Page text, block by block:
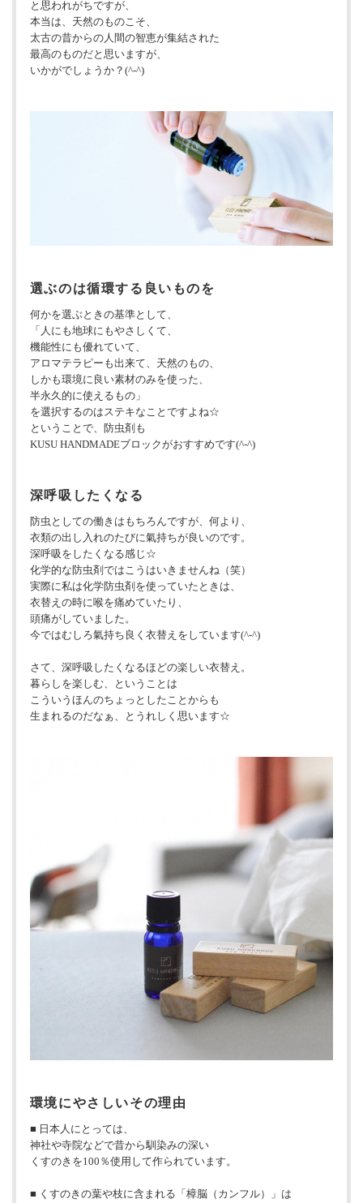
と思われがちですが、
本当は、天然のものこそ、
太古の昔からの人間の智恵が集結された
最高のものだと思いますが、
いかがでしょうか？(^-^)
選ぶのは循環する良いものを
何かを選ぶときの基準として、
「人にも地球にもやさしくて、
機能性にも優れていて、
アロマテラピーも出来て、天然のもの、
しかも環境に良い素材のみを使った、
半永久的に使えるもの」
を選択するのはステキなことですよね☆
ということで、防虫剤も
KUSU HANDMADEブロックがおすすめです(^-^)
深呼吸したくなる
防虫としての働きはもちろんですが、何より、
衣類の出し入れのたびに氣持ちが良いのです。
深呼吸をしたくなる感じ☆
化学的な防虫剤ではこうはいきませんね（笑）
実際に私は化学防虫剤を使っていたときは、
衣替えの時に喉を痛めていたり、
頭痛がしていました。
今ではむしろ氣持ち良く衣替えをしています(^-^)
さて、深呼吸したくなるほどの楽しい衣替え。
暮らしを楽しむ、ということは
こういうほんのちょっとしたことからも
生まれるのだなぁ、とうれしく思います☆
環境にやさしいその理由
■ 日本人にとっては、
神社や寺院などで昔から馴染みの深い
くすのきを100％使用して作られています。
■ くすのきの葉や枝に含まれる「樟脳（カンフル）」は